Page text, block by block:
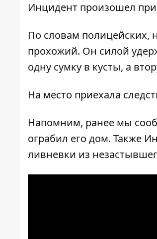
Инцидент произошел
По словам полицейских,
прохожий. Он силой
одну сумку в кусты, а
На место приехала
Напомним, ранее мы
ограбил его дом. Также
ливневки из